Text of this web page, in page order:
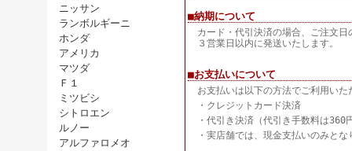
ニッサン
ランボルギーニ
ホンダ
アメリカ
マツダ
Ｆ１
ミツビシ
シトロエン
ルノー
アルファロメオ
■納期について
カード・代引決済の場合、ご注文日
３営業日以内に発送いたします。
■お支払いについて
お支払いは以下の方法でご利用いた
・クレジットカード決済
・代引き決済（代引き手数料は360
・実店舗では、現金支払いのみとな